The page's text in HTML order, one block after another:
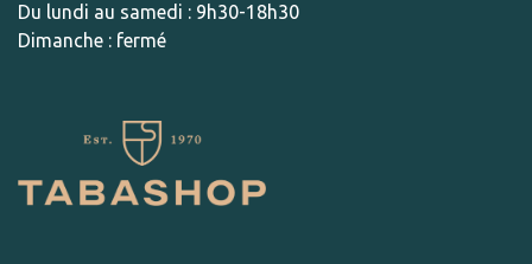
Du lundi au samedi : 9h30-18h30
Dimanche : fermé